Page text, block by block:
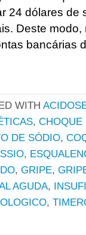
24 dólares de
Deste
bancárias
WITH
, CHOQUE
DE SÓDIO,
,
, GRIPE,
AGUDA,
,